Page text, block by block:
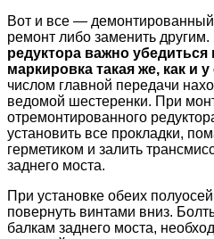
Вот и все —
ремонт либо заменить другим.
редуктора важно убедиться
маркировка такая же, как и у
числом главной передачи
ведомой шестеренки. При
отремонтированного
установить все прокладки,
герметиком и залить
заднего моста.
При установке обеих
повернуть винтами вниз.
балкам заднего моста,